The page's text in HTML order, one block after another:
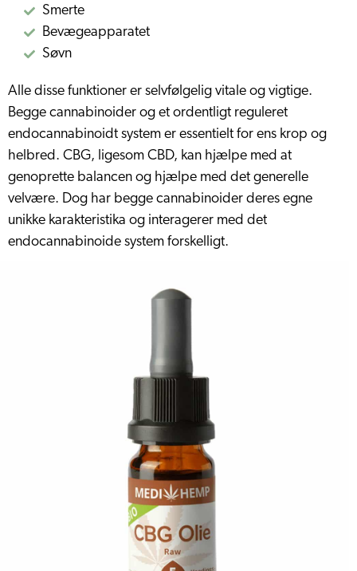
Smerte
Bevægeapparatet
Søvn
Alle disse funktioner er selvfølgelig vitale og vigtige.
Begge cannabinoider og et ordentligt reguleret
endocannabinoidt system er essentielt for ens krop og
helbred. CBG, ligesom CBD, kan hjælpe med at
genoprette balancen og hjælpe med det generelle
velvære. Dog har begge cannabinoider deres egne
unikke karakteristika og interagerer med det
endocannabinoide system forskelligt.